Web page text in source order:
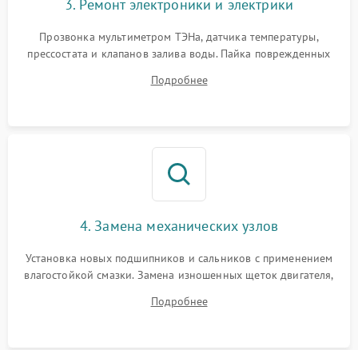
3. Ремонт электроники и электрики
Прозвонка мультиметром ТЭНа, датчика температуры,
прессостата и клапанов залива воды. Пайка поврежденных
Восстановление целостности проводки и контактов.
Подробнее
4. Замена механических узлов
Установка новых подшипников и сальников с применением
влагостойкой смазки. Замена изношенных щеток двигателя,
или поврежденной резиновой манжеты.
Подробнее